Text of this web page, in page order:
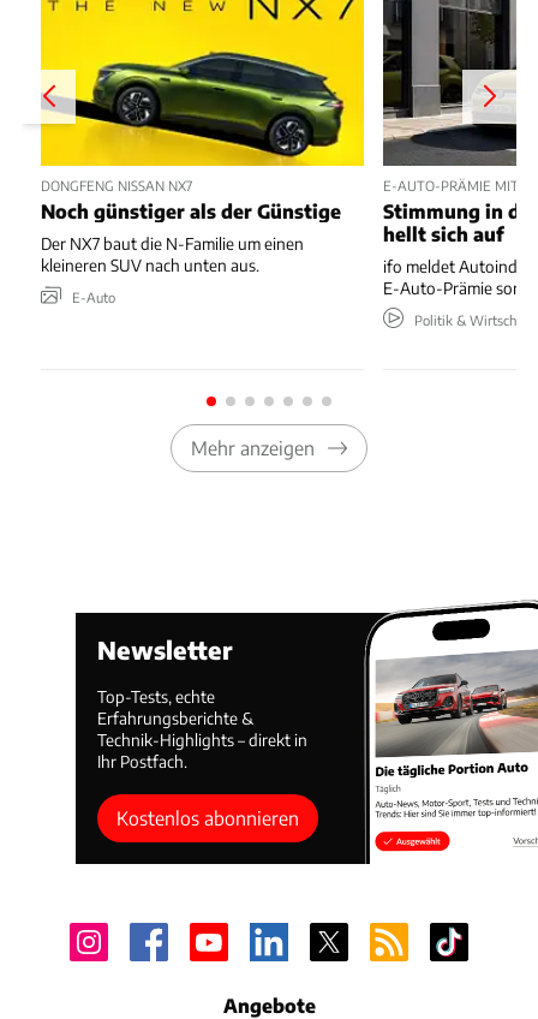
DONGFENG NISSAN NX7
Noch günstiger als der Günstige
Der NX7 baut die N-Familie um einen
kleineren SUV nach unten aus.
E-Auto
E-AUTO-PRÄMIE MIT
Stimmung in
hellt sich auf
ifo meldet
E-Auto-Prämie
Politik & Wirtschaft
Mehr anzeigen
Newsletter
Top-Tests, echte
Erfahrungsberichte &
Technik-Highlights – direkt in
Ihr Postfach.
Kostenlos abonnieren
Angebote